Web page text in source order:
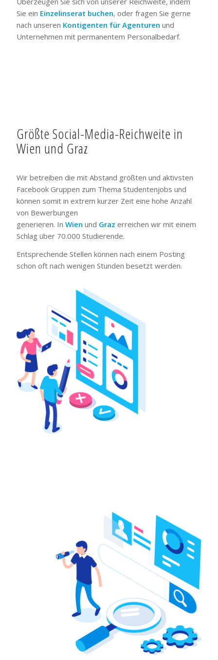
Sie ein Einzelinserat buchen, oder fragen Sie gerne
nach unseren Kontigenten für Agenturen und
Unternehmen mit permanentem Personalbedarf.
Größte Social-Media-Reichweite in
Wien und Graz
Wir betreiben die mit Abstand größten und aktivsten
Facebook Gruppen zum Thema Studentenjobs und
können somit in extrem kurzer Zeit eine hohe Anzahl
von Bewerbungen
generieren. In Wien und Graz erreichen wir mit einem
Schlag über 70.000 Studierende.
Entsprechende Stellen können nach einem Posting
schon oft nach wenigen Stunden besetzt werden.